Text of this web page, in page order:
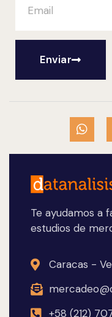
Te ayudamos a
estudios de
Caracas -
+58 (212)
Enviar